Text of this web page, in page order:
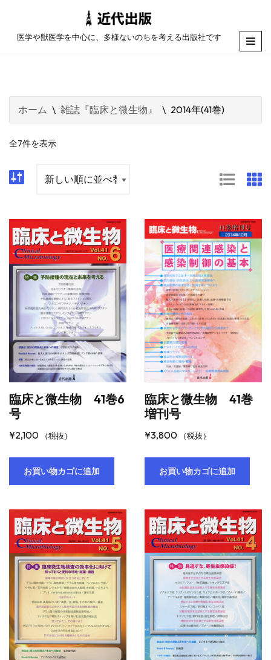
コ
ツ
へ
キ
プ
医学や獣医学を中心に、多様ないのちを考える出版社です
ホーム \ 雑誌『臨床と微生物』 \ 2014年(41巻)
全7件を表示
臨床と微生物 41巻6
号
¥2,100 （税抜）
お買い物カゴに追加
臨床と微生物 41巻
増刊号
¥3,800 （税抜）
お買い物カゴに追加